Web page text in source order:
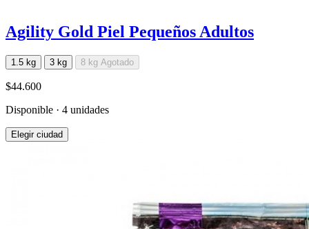
Agility Gold Piel Pequeños Adultos
1.5 kg 3 kg 8 kg Agotado
$44.600
Disponible · 4 unidades
Elegir ciudad